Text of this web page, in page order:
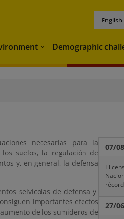
English
Environment
Demographic
necesarias para la
suelos, la regulación de
y, en general, la defensa
selvícolas de defensa y
importantes efectos
de los sumideros de
07/
El
27/